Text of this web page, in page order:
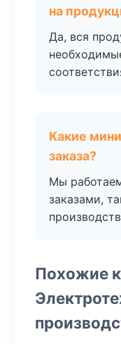
на
Да, вся
Какие
заказа?
Мы
заказами,
Похожие